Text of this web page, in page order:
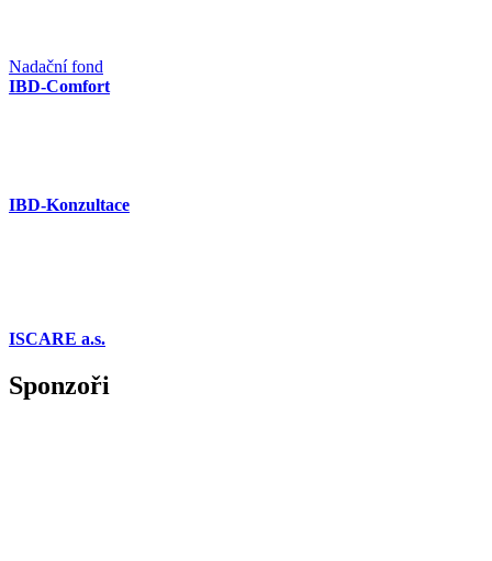
Nadační fond
IBD-Comfort
IBD-Konzultace
ISCARE a.s.
Sponzoři